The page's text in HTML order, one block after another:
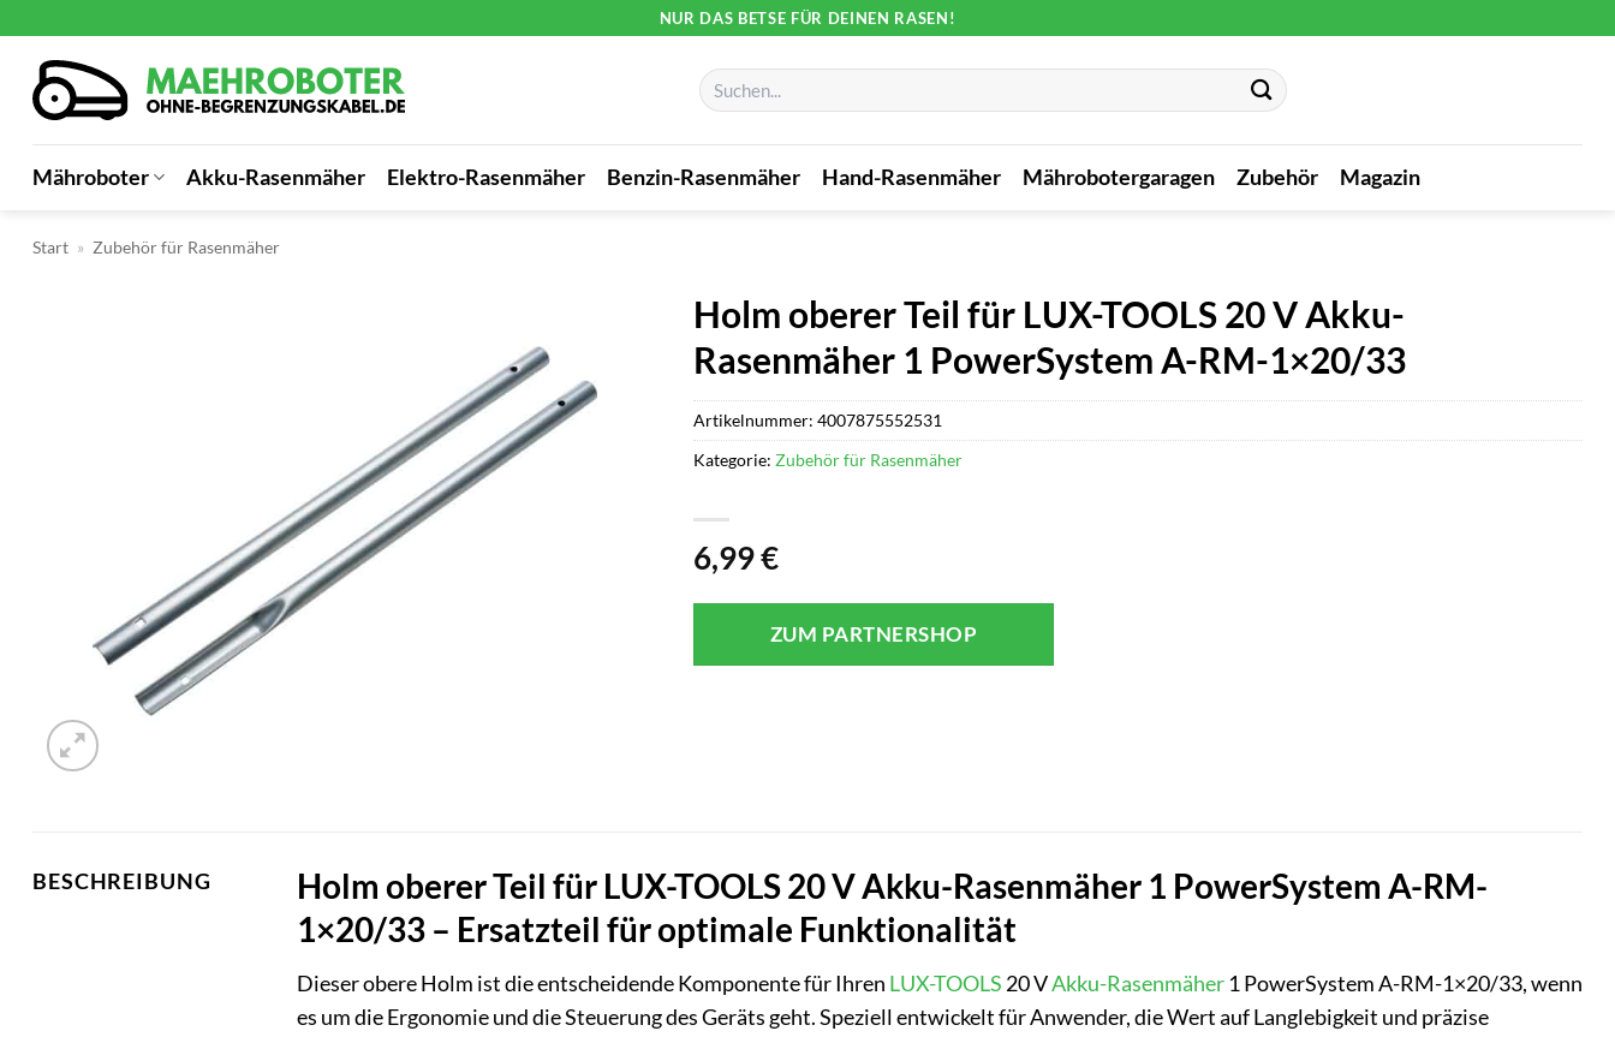
springen
NUR DAS BETSE FÜR DEINEN RASEN!
Suchen
nach:
Mähroboter Akku-Rasenmäher Elektro-Rasenmäher Benzin-Rasenmäher Hand-Rasenmäher Mährobotergaragen Zubehör Magazin
Start » Zubehör für Rasenmäher
Holm oberer Teil für LUX-TOOLS 20 V Akku-
Rasenmäher 1 PowerSystem A-RM-1×20/33
6,99€
ZUM PARTNERSHOP
Artikelnummer: 4007875552531
Kategorie: Zubehör für Rasenmäher
BESCHREIBUNG
Holm oberer Teil für LUX-TOOLS 20 V Akku-Rasenmäher 1 PowerSystem A-RM-
1×20/33 – Ersatzteil für optimale Funktionalität
Dieser obere Holm ist die entscheidende Komponente für Ihren LUX-TOOLS 20 VAkku-Rasenmäher 1 PowerSystem A-RM-1×20/33, wenn
es um die Ergonomie und die Steuerung des Geräts geht. Speziell entwickelt für Anwender, die Wert auf Langlebigkeit und präzise